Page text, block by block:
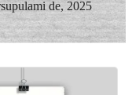
de, 2025